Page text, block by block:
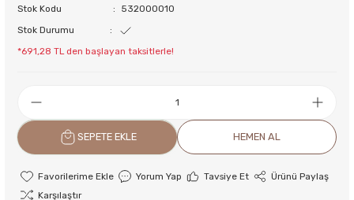
Stok Kodu
532000010
Stok Durumu
*691,28 TL den başlayan taksitlerle!
SEPETE EKLE HEMEN AL
Yorum Yap Tavsiye Et
Ürünü Paylaş
Karşılaştır